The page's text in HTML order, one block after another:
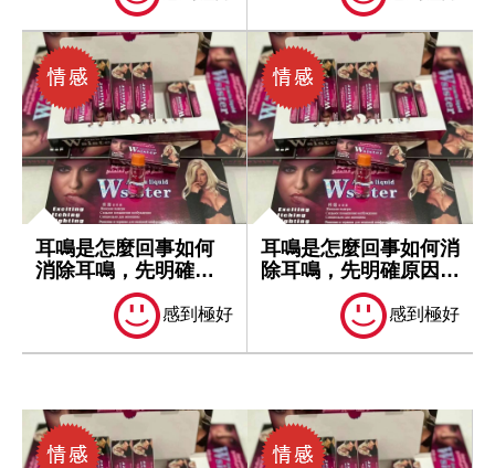
耳鳴是怎麼回事如何
消除耳鳴，先明確原
感到極好
耳鳴是怎麼回事如何消
除耳鳴，先明確原因再
感到極好